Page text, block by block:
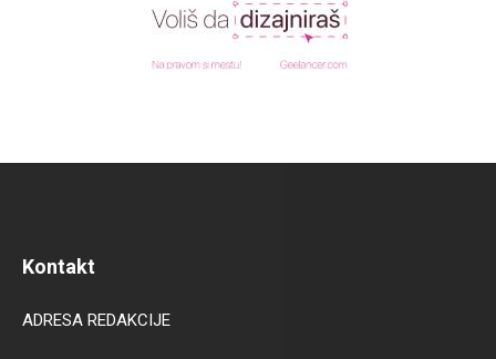
Kontakt
ADRESA REDAKCIJE